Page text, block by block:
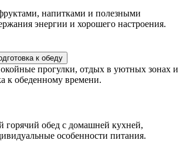
напитками и полезными
энергии и хорошего настроения.
к обеду
прогулки, отдых в уютных зонах и
к обеденному времени.
горячий обед с домашней кухней,
особенности питания.